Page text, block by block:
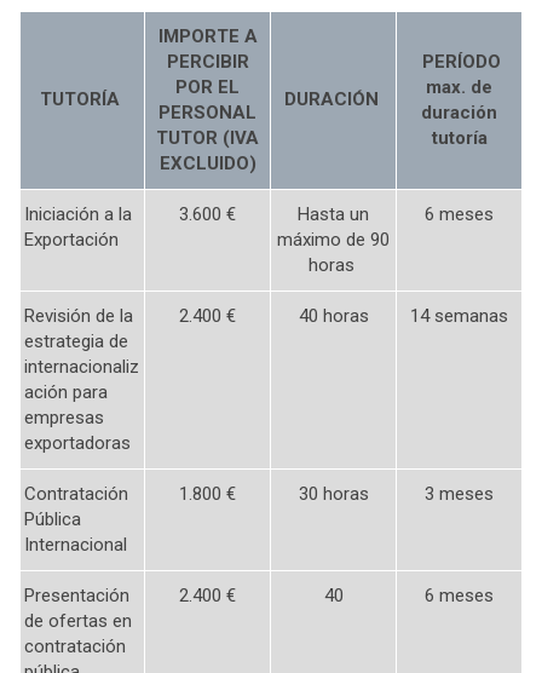
TUTORÍA
IMPORTE A
PERCIBIR
POR EL
PERSONAL
TUTOR (IVA
EXCLUIDO)
DURACIÓN
PERÍODO
max. de
duración
tutoría
Iniciación a la
Exportación
3.600 €
Hasta un
máximo de 90
horas
6 meses
Revisión de la
estrategia de
internacionaliz
ación para
empresas
exportadoras
2.400 € 40 horas 14 semanas
Contratación
Pública
Internacional
1.800 € 30 horas 3 meses
Presentación
de ofertas en
contratación
2.400 € 40 6 meses